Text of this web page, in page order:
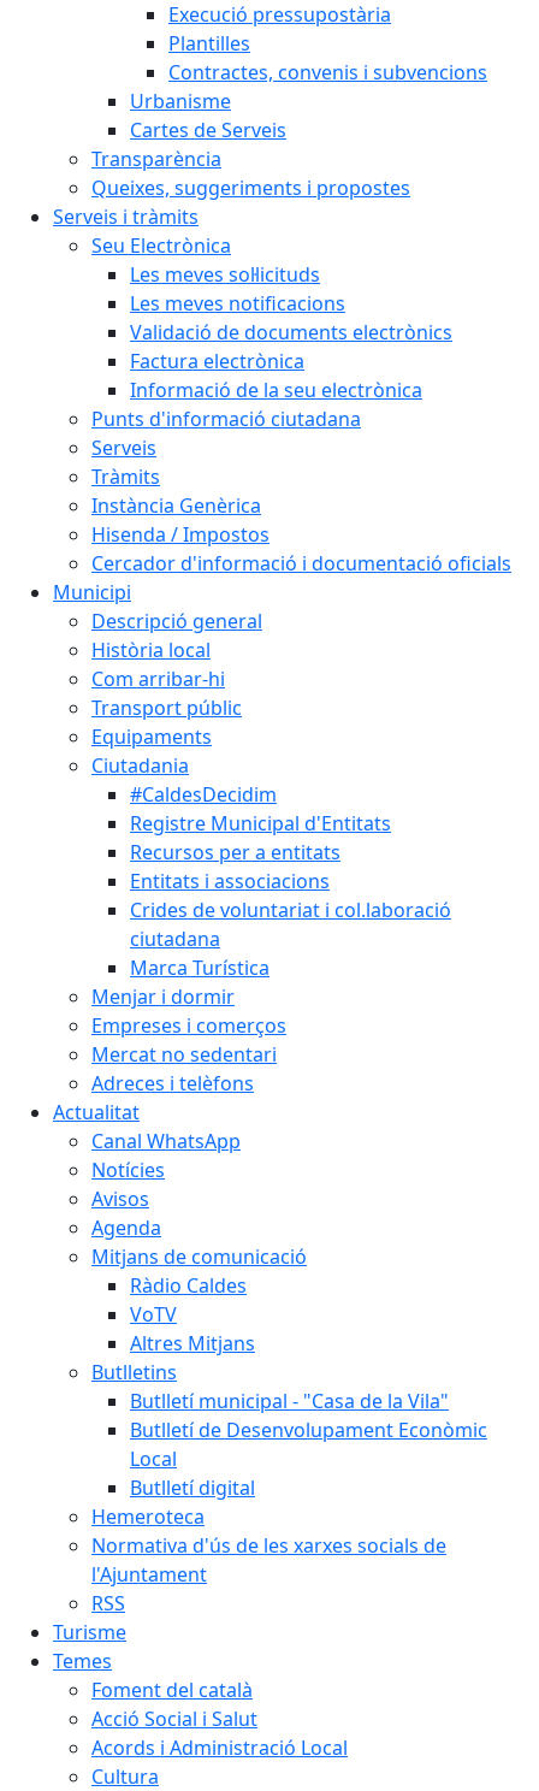
Execució pressupostària
Plantilles
Contractes, convenis i subvencions
Urbanisme
Cartes de Serveis
Transparència
Queixes, suggeriments i propostes
Serveis i tràmits
Seu Electrònica
Les meves sol·licituds
Les meves notificacions
Validació de documents electrònics
Factura electrònica
Informació de la seu electrònica
Punts d'informació ciutadana
Serveis
Tràmits
Instància Genèrica
Hisenda / Impostos
Cercador d'informació i documentació oficials
Municipi
Descripció general
Història local
Com arribar-hi
Transport públic
Equipaments
Ciutadania
#CaldesDecidim
Registre Municipal d'Entitats
Recursos per a entitats
Entitats i associacions
Crides de voluntariat i col.laboració
ciutadana
Marca Turística
Menjar i dormir
Empreses i comerços
Mercat no sedentari
Adreces i telèfons
Actualitat
Canal WhatsApp
Notícies
Avisos
Agenda
Mitjans de comunicació
Ràdio Caldes
VoTV
Altres Mitjans
Butlletins
Butlletí municipal - "Casa de la Vila"
Butlletí de Desenvolupament Econòmic
Local
Butlletí digital
Hemeroteca
Normativa d'ús de les xarxes socials de
l'Ajuntament
RSS
Turisme
Temes
Foment del català
Acció Social i Salut
Acords i Administració Local
Cultura